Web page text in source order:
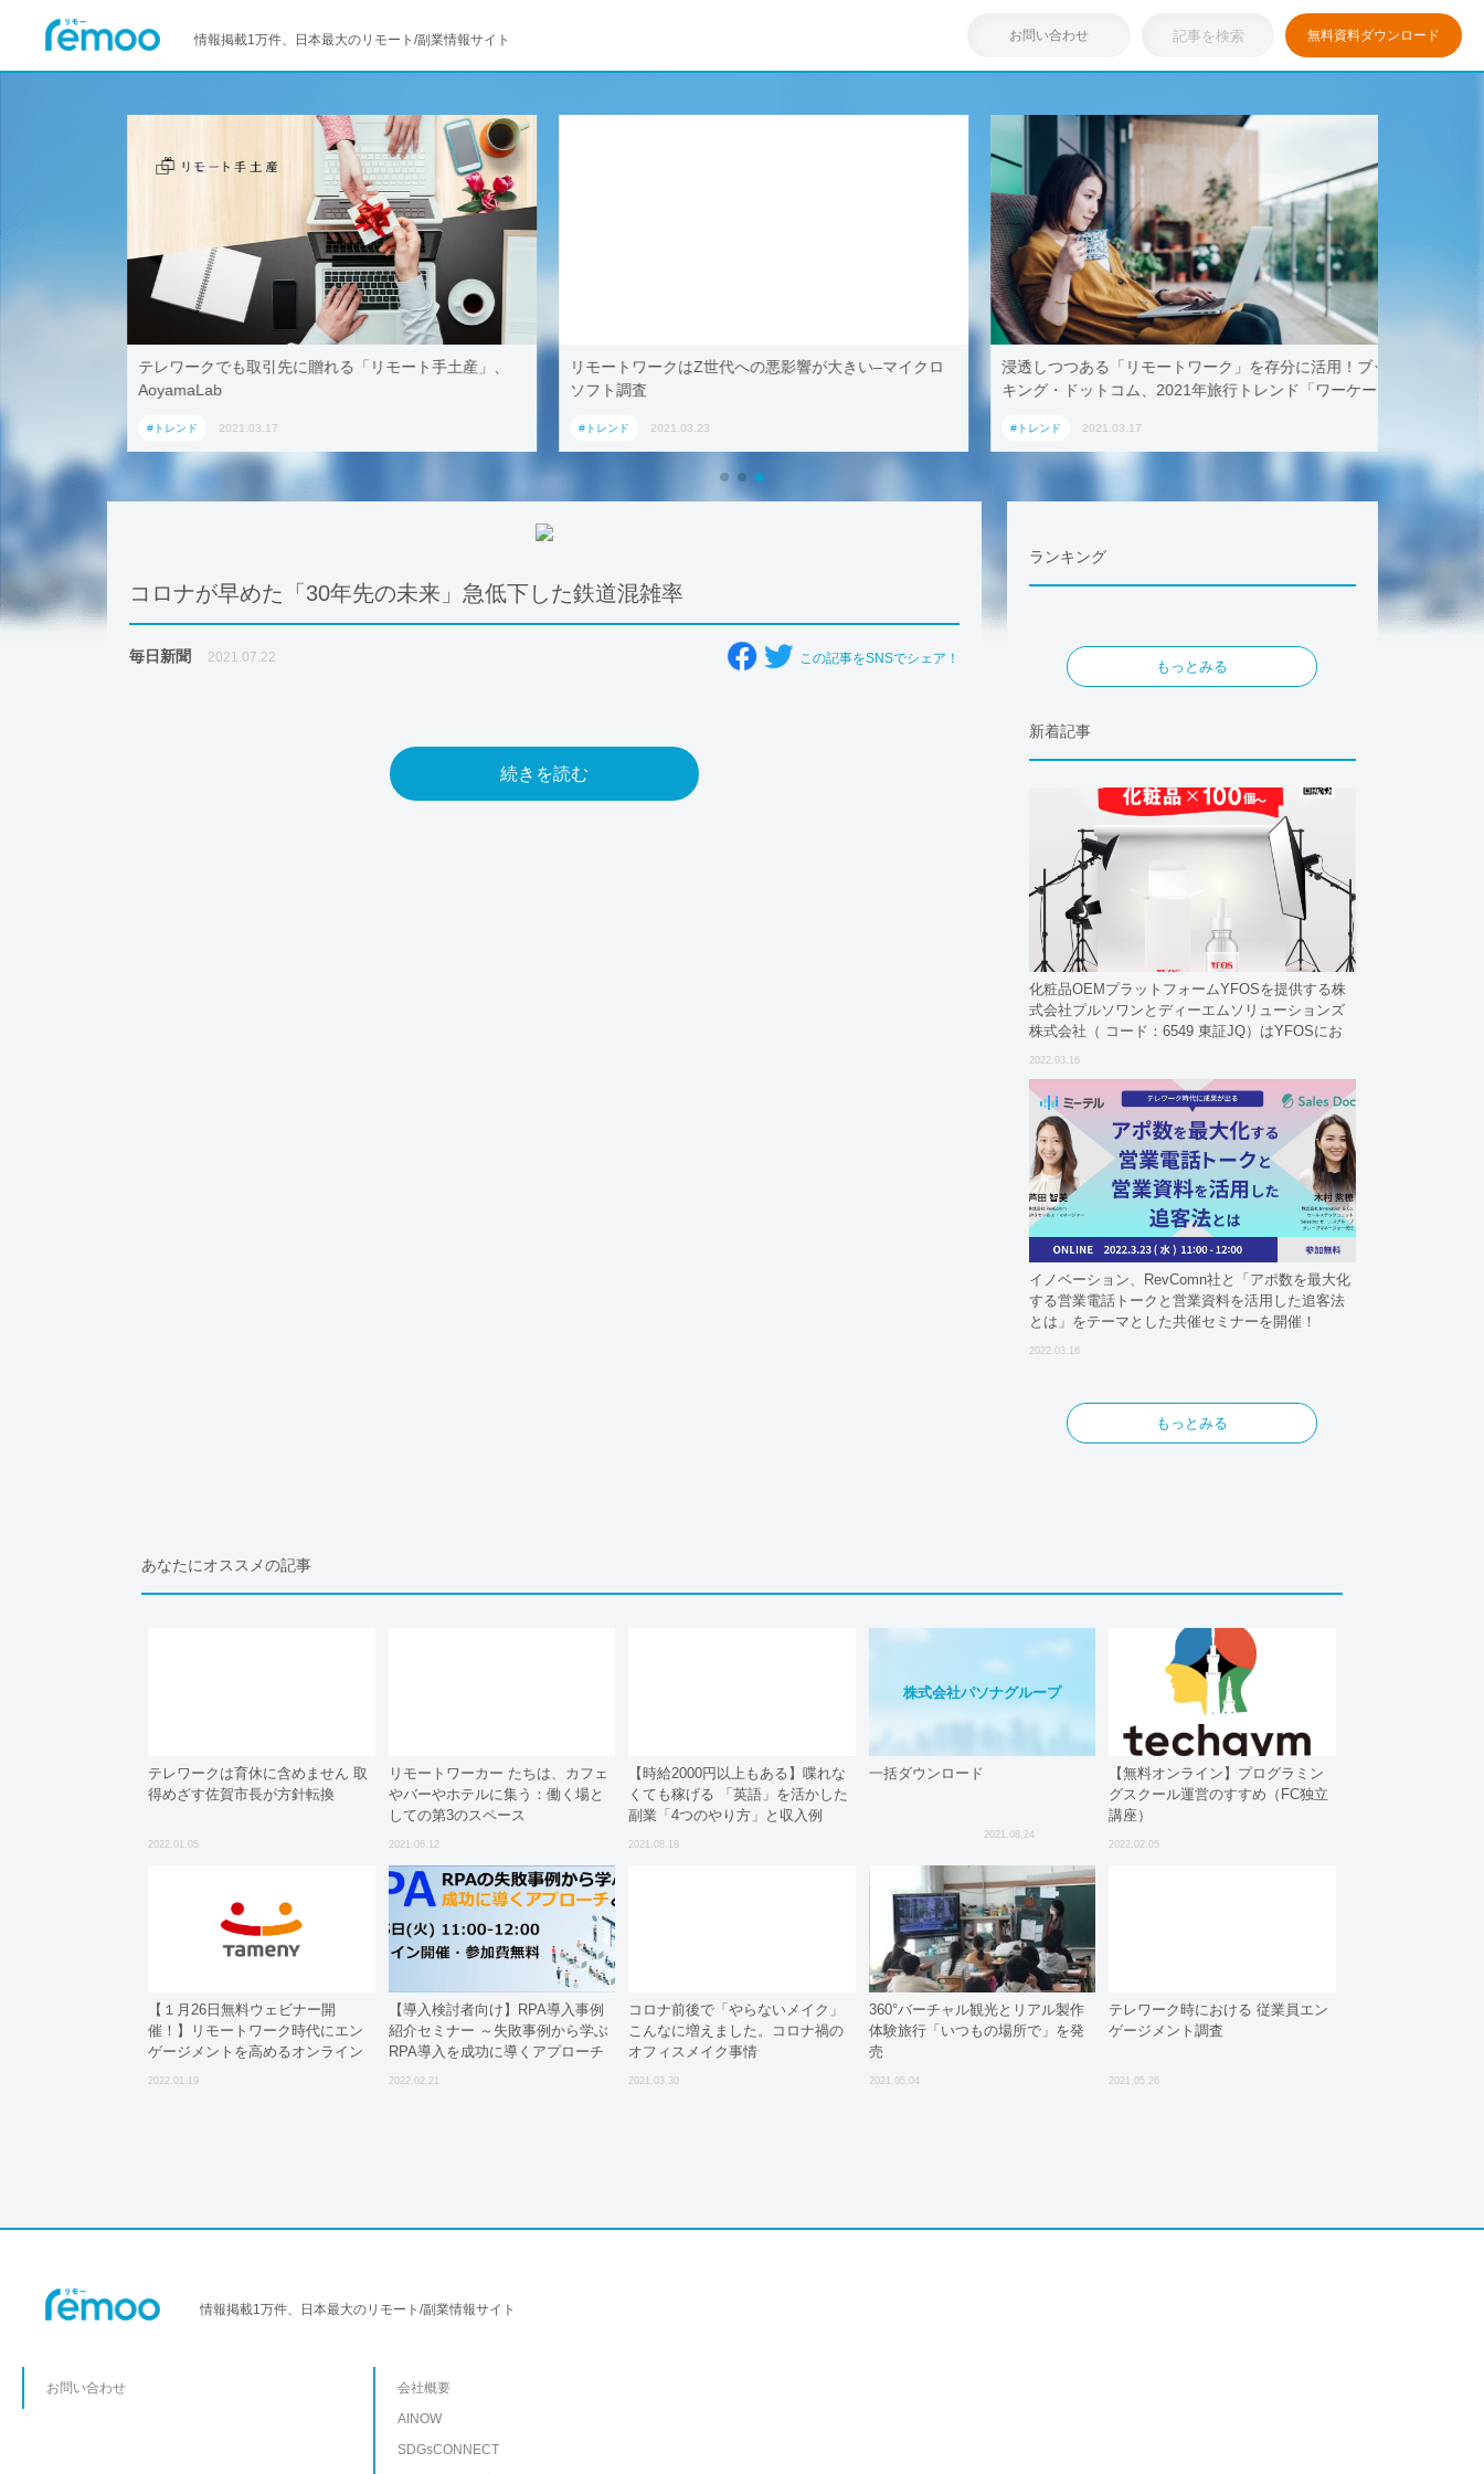
情報掲載1万件、日本最大のリモート/副業情報サイト お問い合わせ 無料資料ダウンロード
テレワークでも取引先に贈れる「リモート手土産」、
AoyamaLab
#トレンド 2021.03.17
リモートワークはZ世代への悪影響が大きい–マイクロ
ソフト調査
#トレンド 2021.03.23
浸透しつつある「リモートワーク」を存分に活用！ブッ
キング・ドットコム、2021年旅行トレンド「ワーケー
ション」におすすめの国内宿泊施設5選
#トレンド 2021.03.17
コロナが早めた「30年先の未来」急低下した鉄道混雑率
毎日新聞 2021.07.22 この記事をSNSでシェア！
続きを読む
ランキング
もっとみる
新着記事
化粧品OEMプラットフォームYFOSを提供する株
式会社プルソワンとディーエムソリューションズ
株式会社（ コード：6549 東証JQ）はYFOSにお
2022.03.16
イノベーション、RevComn社と「アポ数を最大化
する営業電話トークと営業資料を活用した追客法
とは」をテーマとした共催セミナーを開催！
2022.03.16
もっとみる
あなたにオススメの記事
テレワークは育休に含めません 取
得めざす佐賀市長が方針転換
2022.01.05
リモートワーカー たちは、カフェ
やバーやホテルに集う：働く場と
しての第3のスペース
2021.06.12
【時給2000円以上もある】喋れな
くても稼げる 「英語」を活かした
副業「4つのやり方」と収入例
2021.08.18
株式会社パソナグループ
一括ダウンロード
2021.08.24
【無料オンライン】プログラミン
グスクール運営のすすめ（FC独立
講座）
2022.02.05
【１月26日無料ウェビナー開
催！】リモートワーク時代にエン
ゲージメントを高めるオンライン
社員総会の作り方
2022.01.19
【導入検討者向け】RPA導入事例
紹介セミナー ～失敗事例から学ぶ
RPA導入を成功に導くアプローチ
～
2022.02.21
コロナ前後で「やらないメイク」
こんなに増えました。コロナ禍の
オフィスメイク事情
2021.03.30
360°バーチャル観光とリアル製作
体験旅行「いつもの場所で」を発
売
2021.05.04
テレワーク時における 従業員エン
ゲージメント調査
2021.05.26
情報掲載1万件、日本最大のリモート/副業情報サイト
お問い合わせ
会社概要
AINOW
SDGsCONNECT